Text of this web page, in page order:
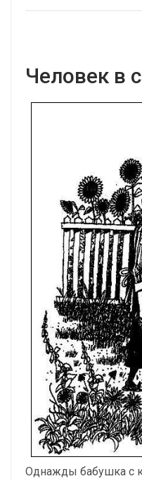
Человек в
Однажды бабушка с